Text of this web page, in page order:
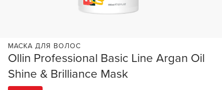
Ollin Professional Basic Line Argan Oil
Shine & Brilliance Mask
МАСКА ДЛЯ ВОЛОС